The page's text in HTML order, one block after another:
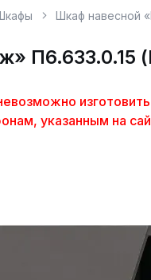
Шкаф навесной
П6.633.0.15
указанным на